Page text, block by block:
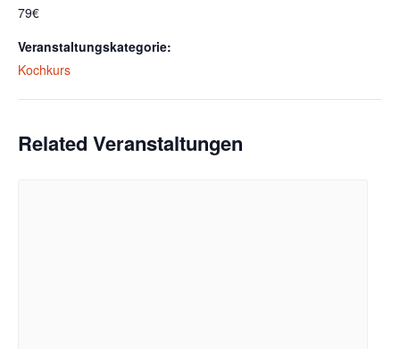
79€
Veranstaltungskategorie:
Kochkurs
Related Veranstaltungen